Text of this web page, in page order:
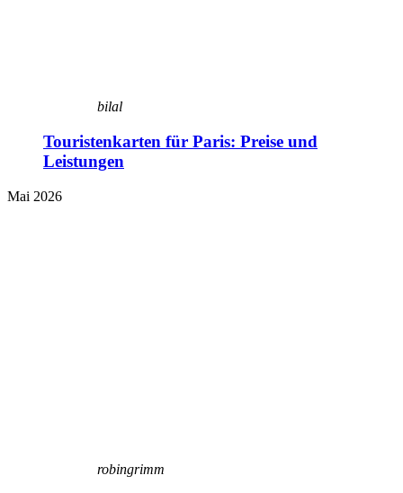
bilal
Touristenkarten für Paris: Preise und
Leistungen
Mai 2026
robingrimm